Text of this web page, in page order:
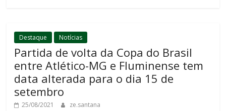
Destaque Notícias
Partida de volta da Copa do Brasil
entre Atlético-MG e Fluminense tem
data alterada para o dia 15 de
setembro
25/08/2021 ze.santana